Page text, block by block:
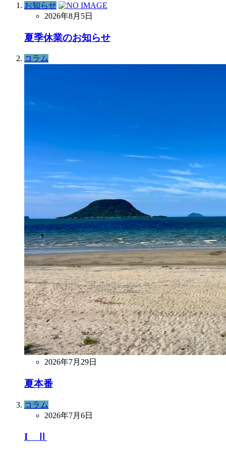
お知らせ
2026年8月5日
夏季休業のお知らせ
コラム
2026年7月29日
夏本番
コラム
2026年7月6日
I Ⅱ